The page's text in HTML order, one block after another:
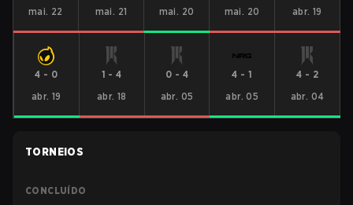
mai. 22
mai. 21
mai. 20
mai. 20
abr. 19
4 - 0
abr. 19
1 -4
abr. 18
0 - 4
abr. 05
4 - 1
abr. 05
4 - 2
abr. 04
TORNEIOS
CONCLUÍDO